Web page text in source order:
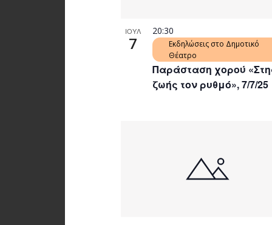
ΙΟΥΛ
7
Παράσταση χορού
ζωής τον ρυθμό», 7/7/25
20:30
Εκδηλώσεις στο Δημοτικό
Θέατρο